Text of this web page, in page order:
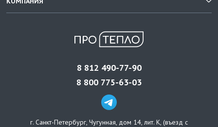
8 812 490-77-90
8 800 775-63-03
г. Санкт-Петербург, Чугунная, дом 14, лит. К, (въезд с